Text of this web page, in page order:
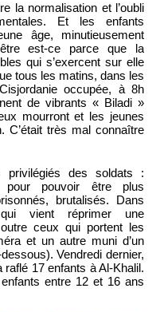
la normalisation et l’oubli
Et les enfants
âge, minutieusement
est-ce parce que la
qui s’exercent sur elle
tous les matins, dans les
occupée, à 8h
de vibrants « Biladi »
mourront et les jeunes
C’était très mal connaître
des soldats :
pour pouvoir être plus
brutalisés. Dans
vient réprimer une
ceux qui portent les
et un autre muni d’un
Vendredi dernier,
raflé 17 enfants à Al-Khalil.
entre 12 et 16 ans